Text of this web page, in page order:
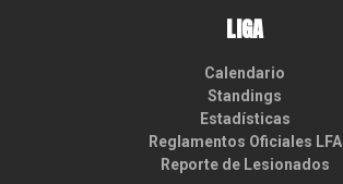
LIGA
Calendario
Standings
Estadísticas
Reglamentos Oficiales LFA
Reporte de Lesionados